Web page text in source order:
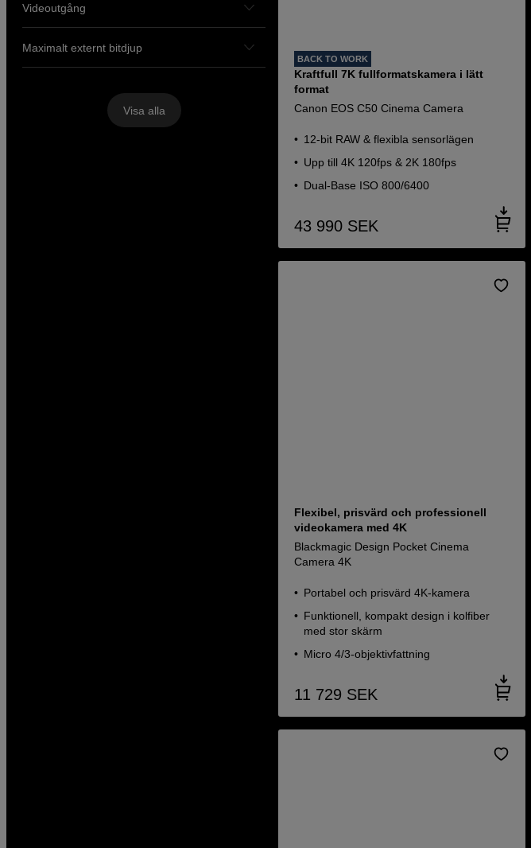
Videoutgång
Maximalt externt bitdjup
Visa alla
BACK TO WORK
Kraftfull 7K fullformatskamera i lätt
format
Canon EOS C50 Cinema Camera
12-bit RAW & flexibla sensorlägen
Upp till 4K 120fps & 2K 180fps
Dual-Base ISO 800/6400
43 990 SEK
Flexibel, prisvärd och professionell
videokamera med 4K
Blackmagic Design Pocket Cinema
Camera 4K
Portabel och prisvärd 4K-kamera
Funktionell, kompakt design i kolfiber
med stor skärm
Micro 4/3-objektivfattning
11 729 SEK